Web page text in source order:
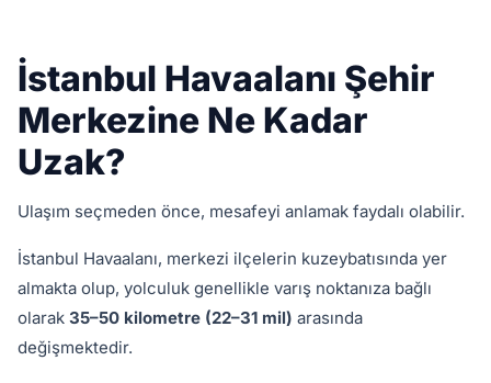
İstanbul Havaalanı Şehir
Merkezine Ne Kadar
Uzak?
Ulaşım seçmeden önce, mesafeyi anlamak faydalı olabilir.
İstanbul Havaalanı, merkezi ilçelerin kuzeybatısında yer
almakta olup, yolculuk genellikle varış noktanıza bağlı
olarak 35–50 kilometre (22–31 mil) arasında
değişmektedir.